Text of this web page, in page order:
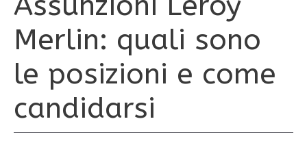
Merlin: quali sono
le posizioni e come
candidarsi